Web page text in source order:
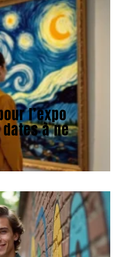
l’expo
dates à ne